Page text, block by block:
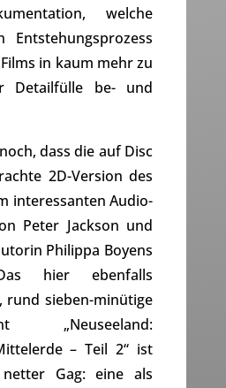
welche
Entstehungsprozess
in kaum mehr zu
Detailfülle be- und
dass die auf Disc
2D-Version des
interessanten Audio-
Peter Jackson und
Philippa Boyens
hier ebenfalls
rund sieben-minütige
„Neuseeland:
– Teil 2“ ist
Gag: eine als